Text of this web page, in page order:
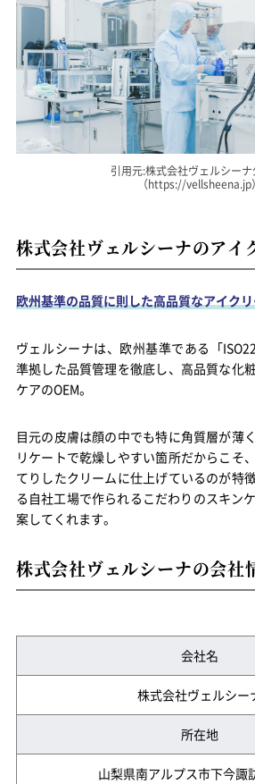
引用元:株式会社ヴェルシー
（https://vellsheena.jp）
株式会社ヴェルシーナのアイ
欧州基準の品質に則した高品質なアイク
ヴェルシーナは、欧州基準である「
準拠した品質管理を徹底し、高品質な化
ケアのOEM。
目元の皮膚は顔の中でも特に角質層が薄
リケートで乾燥しやすい箇所だからこそ
てりしたクリームに仕上げているのが特
る自社工場で作られるこだわりのスキン
案してくれます。
株式会社ヴェルシーナの会社
会社名
株式会社ヴェルシー
所在地
山梨県南アルプス市下今諏